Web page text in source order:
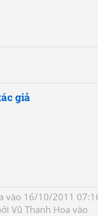
giả
vào 16/10/2011
Vũ Thanh Hoa vào